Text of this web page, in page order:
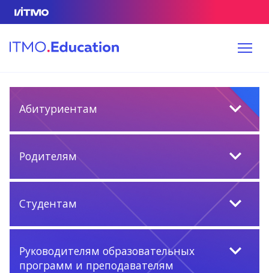
Абитуриентам
Родителям
Студентам
Руководителям образовательных
программ и преподавателям